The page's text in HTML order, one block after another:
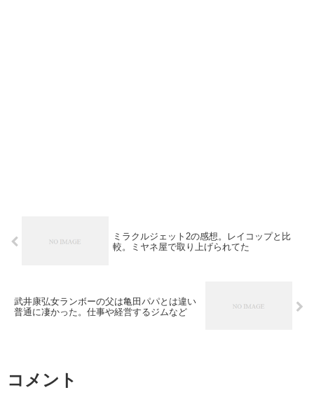
ミラクルジェット2の感想。レイコップと比
較。ミヤネ屋で取り上げられてた
武井康弘女ランボーの父は亀田パパとは違い
普通に凄かった。仕事や経営するジムなど
コメント